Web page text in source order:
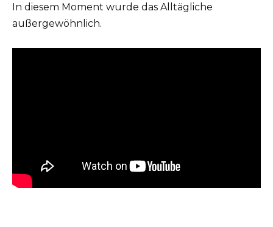
In diesem Moment wurde das Alltägliche
außergewöhnlich.